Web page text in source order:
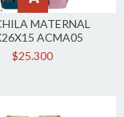
MATERNAL
ACMA05
$25.300